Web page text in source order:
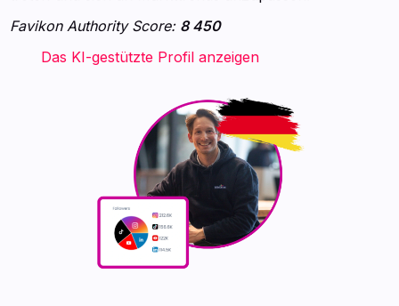
Favikon Authority Score: 8 450
‍ ‍ ‍ ‍ ‍ ‍ ‍ Das KI-gestützte Profil anzeigen ‍ ‍ ‍